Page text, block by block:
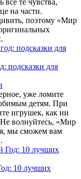
все те чувства,
на части.
поэтому «Мир
подсказки для
уже ломите
детям. При
игрушек, как ни
волнуйтесь, «Мир
мы сможем вам
10 лучших